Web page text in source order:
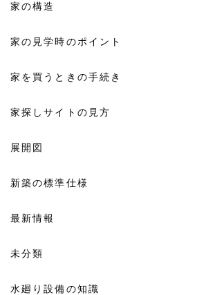
家の構造
家の見学時のポイント
家を買うときの手続き
家探しサイトの見方
展開図
新築の標準仕様
最新情報
未分類
水廻り設備の知識